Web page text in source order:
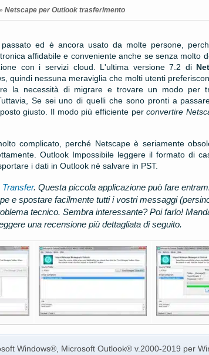
Netscape per Outlook trasferimento
ed è ancora usato da molte persone,
affidabile e conveniente anche se senza molto
con i servizi cloud. L'ultima versione 7.2 di
quindi nessuna meraviglia che molti utenti
la necessità di migrare e trovare un modo per
Se sei uno di quelli che sono pronti a
giusto. Il modo più efficiente perconvertire
complicato, perché Netscapeè seriamente
Outlook Impossibile leggere il formato di
i dati in Outlook né salvare in PST.
. Questa piccola applicazione può fare
e spostare facilmente tutti i vostri messaggi
tecnico. Sembra interessante? Poi farlo!
una recensione più dettagliata di seguito.
Windows®, Microsoft Outlook® v.2000-2019 per